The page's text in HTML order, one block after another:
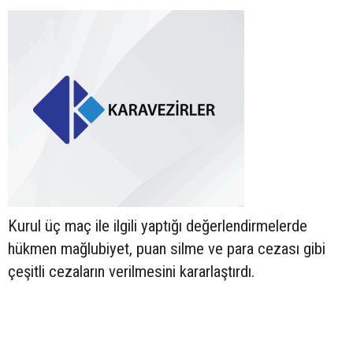
Kurul üç maç ile ilgili yaptığı değerlendirmelerde
hükmen mağlubiyet, puan silme ve para cezası gibi
çeşitli cezaların verilmesini kararlaştırdı.